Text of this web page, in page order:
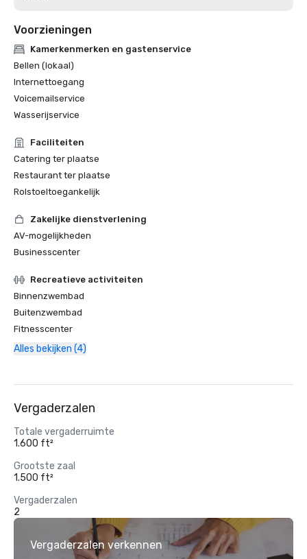
Voorzieningen
Kamerkenmerken en gastenservice
Bellen (lokaal)
Internettoegang
Voicemailservice
Wasserijservice
Faciliteiten
Catering ter plaatse
Restaurant ter plaatse
Rolstoeltoegankelijk
Zakelijke dienstverlening
AV-mogelijkheden
Businesscenter
Recreatieve activiteiten
Binnenzwembad
Buitenzwembad
Fitnesscenter
Alles bekijken (4)
Vergaderzalen
Totale vergaderruimte
1.600 ft²
Grootste zaal
1.500 ft²
Vergaderzalen
2
Vergaderzalen verkennen